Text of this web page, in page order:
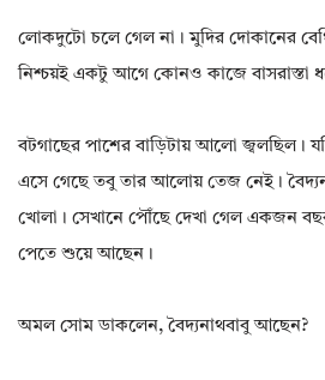
লোকদুটো চলে গেল না। মুদির দোকানের
নিশ্চয়ই একটু আগে কোনও কাজে বাসরাস্তা
বটগাছের পাশের বাড়িটায় আলো জ্বলছিল।
এসে গেছে তবু তার আলোয় তেজ নেই।
খোলা। সেখানে পৌঁছে দেখা গেল একজন
পেতে শুয়ে আছেন।
অমল সোম ডাকলেন, বৈদ্যনাথবাবু আছেন?